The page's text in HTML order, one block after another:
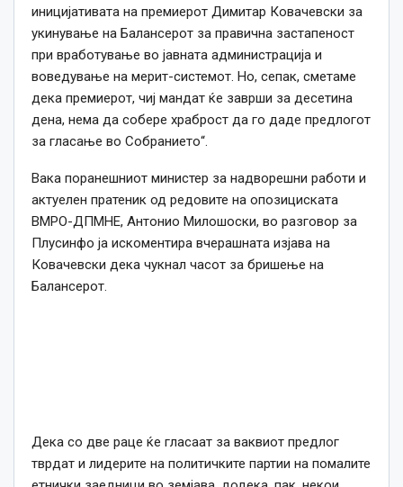
иницијативата на премиерот Димитар Ковачевски за
укинување на Балансерот за правична застапеност
при вработување во јавната администрација и
воведување на мерит-системот. Но, сепак, сметаме
дека премиерот, чиј мандат ќе заврши за десетина
дена, нема да собере храброст да го даде предлогот
за гласање во Собранието“.
Вака поранешниот министер за надворешни работи и
актуелен пратеник од редовите на опозициската
ВМРО-ДПМНЕ, Антонио Милошоски, во разговор за
Плусинфо ја искоментира вчерашната изјава на
Ковачевски дека чукнал часот за бришење на
Балансерот.
Дека со две раце ќе гласаат за ваквиот предлог
тврдат и лидерите на политичките партии на помалите